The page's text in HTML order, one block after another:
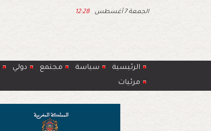
الجمعة 7 أغسطس 12:28
الرئيسية سياسة مجتمع دولي
مرئيات